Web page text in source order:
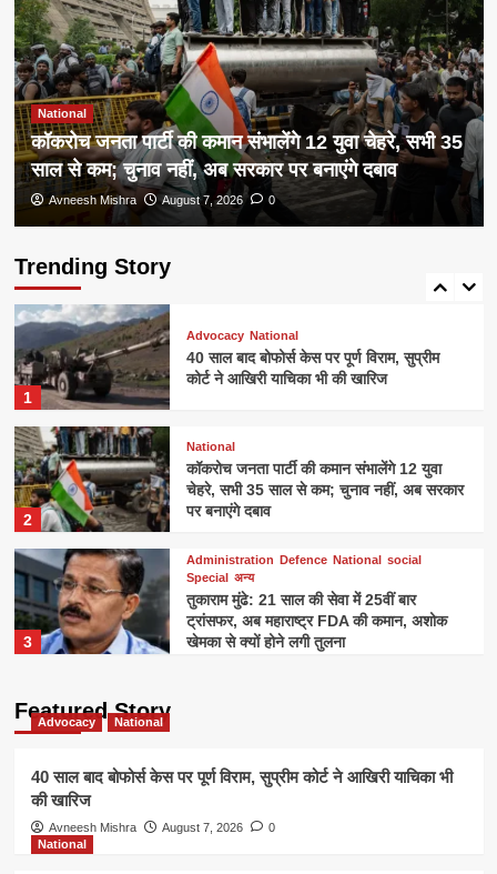
National
कॉकरोच जनता पार्टी की कमान संभालेंगे 12 युवा चेहरे, सभी 35
साल से कम; चुनाव नहीं, अब सरकार पर बनाएंगे दबाव
Avneesh Mishra August 7, 2026 0
Trending Story
3
ट्रांसफर, अब महाराष्ट्र FDA की कमान, अशोक
खेमका से क्यों होने लगी तुलना
4
Crime
चेन्नई में अभिनेत्री की हत्या के बाद लाश के किए
टुकड़े, 11,700 टन कचरा छाना फिर टैटू से खुला
राज
5
National राजनीति
1
Advocacy National
40 साल बाद बोफोर्स केस पर पूर्ण विराम, सुप्रीम
कोर्ट ने आखिरी याचिका भी की खारिज
2
National
कॉकरोच जनता पार्टी की कमान संभालेंगे 12 युवा
चेहरे, सभी 35 साल से कम; चुनाव नहीं, अब सरकार
पर बनाएंगे दबाव
3
Administration Defence National social
Special अन्य
तुकाराम मुंढे: 21 साल की सेवा में 25वीं बार
ट्रांसफर, अब महाराष्ट्र FDA की कमान, अशोक
खेमका से क्यों होने लगी तुलना
National राजनीति
Featured Story
Advocacy National
40 साल बाद बोफोर्स केस पर पूर्ण विराम, सुप्रीम कोर्ट ने आखिरी याचिका भी
की खारिज
Avneesh Mishra August 7, 2026
0
National